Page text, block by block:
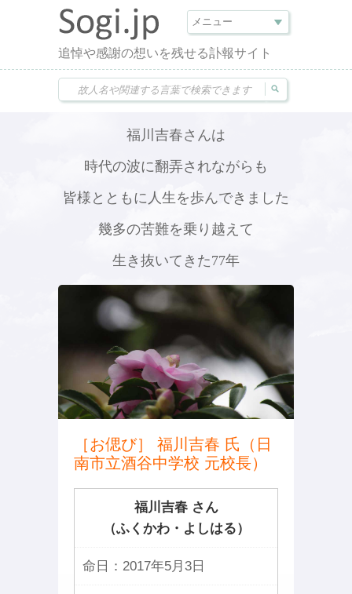
追悼や感謝の想いを残せる訃報サイト
福川吉春さんは
時代の波に翻弄されながらも
皆様とともに人生を歩んできました
幾多の苦難を乗り越えて
生き抜いてきた77年
［お偲び］ 福川吉春 氏（日
南市立酒谷中学校 元校長）
福川吉春 さん
（ふくかわ・よしはる）
命日： 2017年5月3日